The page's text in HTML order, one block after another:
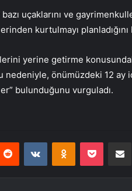
uçaklarını ve
kurtulmayı
yerine getirme
nedeniyle, önümüzdeki 12 ay
bulunduğunu vurguladı.
Reddit VKontakteOdnoklassniki
Pocket